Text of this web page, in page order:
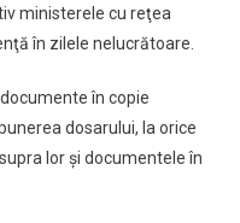
ministerele cu reţea
în zilele nelucrătoare.
în copie
dosarului, la orice
lor şi documentele în